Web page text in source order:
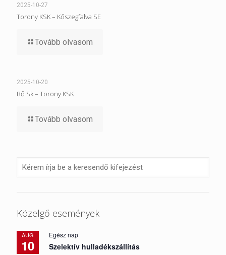
2025-10-27
Torony KSK – Kőszegfalva SE
Tovább olvasom
2025-10-20
Bő Sk – Torony KSK
Tovább olvasom
Közelgő események
AUG
10
Egész nap
Szelektív hulladékszállítás